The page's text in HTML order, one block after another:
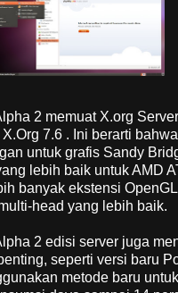
2 memuat X.org
7.6 . Ini berarti
untuk grafis Sandy
lebih baik untuk AMD
banyak ekstensi
head yang lebih baik.
2 edisi server juga
seperti versi baru
metode baru untuk